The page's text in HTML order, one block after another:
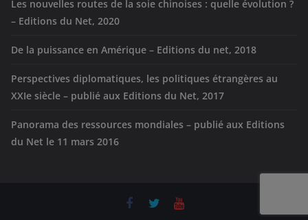
Les nouvelles routes de la soie chinoises : quelle évolution ?
– Editions du Net, 2020
De la puissance en Amérique – Editions du net, 2018
Perspectives diplomatiques, les politiques étrangères au
XXIe siècle – publié aux Editions du Net, 2017
Panorama des ressources mondiales – publié aux Editions
du Net le 11 mars 2016